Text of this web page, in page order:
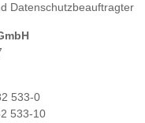
Datenschutzbeauftragter
533-0
533-10